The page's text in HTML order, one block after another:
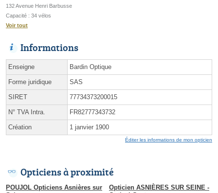
132 Avenue Henri Barbusse
Capacité : 34 vélos
Voir tout
Informations
Enseigne Bardin Optique
Forme juridique SAS
SIRET 77734373200015
N° TVA Intra. FR82777343732
Création 1 janvier 1900
Éditer les informations de mon opticien
Opticiens à proximité
POUJOL Opticiens Asnières sur
Opticien ASNIÈRES SUR SEINE -